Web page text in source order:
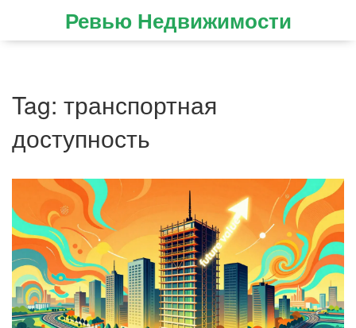
Ревью Недвижимости
Tag: транспортная
доступность